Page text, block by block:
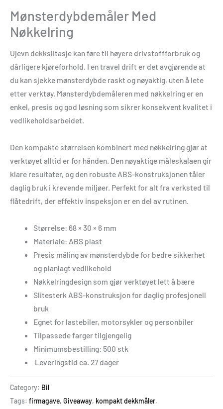
Mønsterdybdemåler Med
Nøkkelring
Ujevn dekk­slitasje kan føre til høyere drivstoffforbruk og
dårligere kjøreforhold. I en travel drift er det avgjørende at
du kan sjekke mønsterdybde raskt og nøyaktig, uten å lete
etter verktøy. Mønsterdybdemåleren med nøkkelring er en
enkel, presis og god løsning som sikrer konsekvent kvalitet i
vedlikeholdsarbeidet.
Den kompakte størrelsen kombinert med nøkkelring gjør at
verktøyet alltid er for hånden. Den nøyaktige måleskalaen gir
klare resultater, og den robuste ABS-konstruksjonen tåler
daglig bruk i krevende miljøer. Perfekt for alt fra verksted til
flåtedrift, der effektiv inspeksjon er en del av rutinen.
Størrelse: 68 × 30 × 6 mm
Materiale: ABS plast
Presis måling av mønsterdybde for bedre sikkerhet
og planlagt vedlikehold
Nøkkelringdesign som gjør verktøyet lett å bære
Slitesterk ABS-konstruksjon for daglig profesjonell
bruk
Egnet for lastebiler, motorsykler og personbiler
Tilpassede farger tilgjengelig
Minimumsbestilling: 500 stk
Leveringstid ca. 27 dager
Category: Bil
Tags: firmagave, Giveaway, kompakt dekkmåler,